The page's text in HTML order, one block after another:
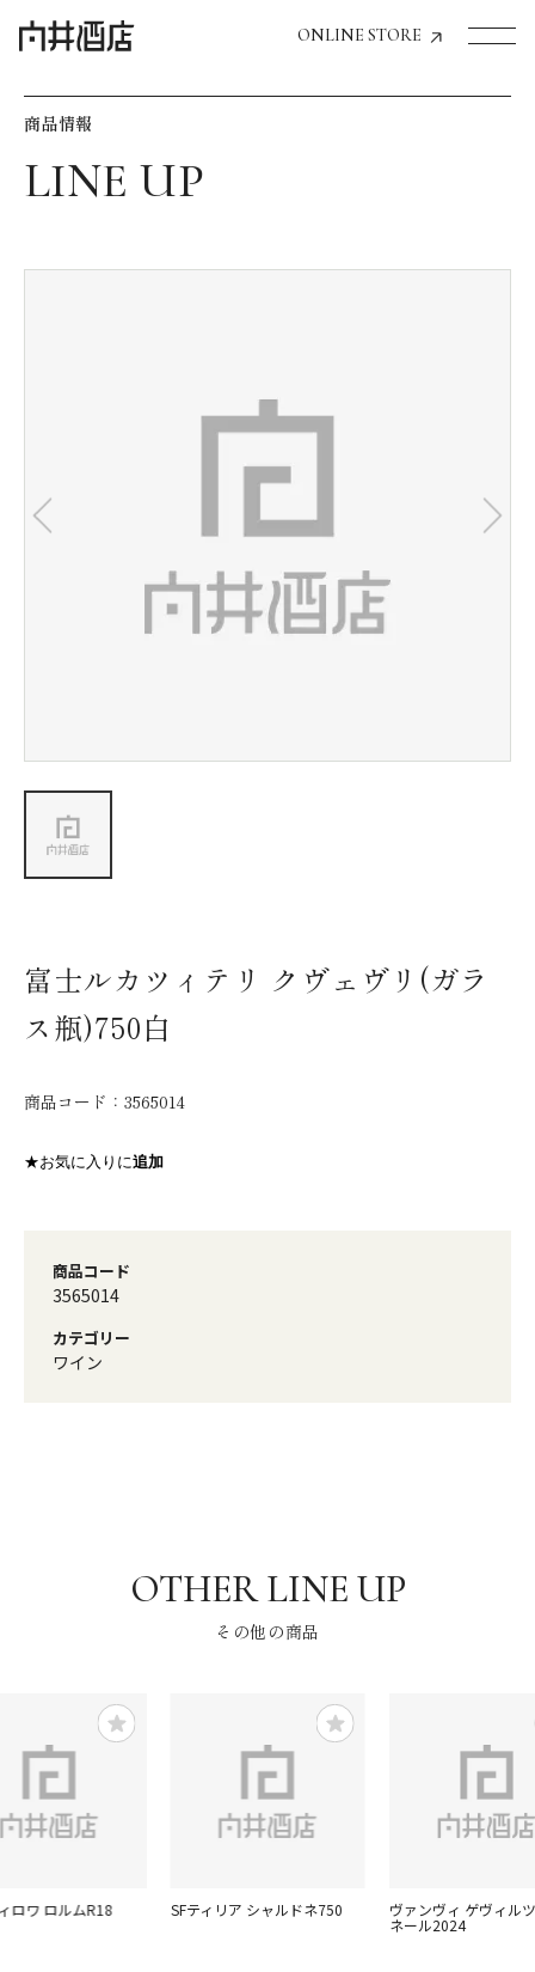
ONLINE STORE
飲食店経営のお客様
お気に入り機能の活用方法
会社情報
商品情報
富士ルカツィテリ クヴェヴリ(ガラ
ス瓶)750白
商品コード： 3565014
★お気に入りに追加
商品コード
3565014
カテゴリー
ワイン
その他の商品
ロワ ロルムR18 SFティリア シャルドネ750 ヴァンヴィ ゲヴィル
ネール2024